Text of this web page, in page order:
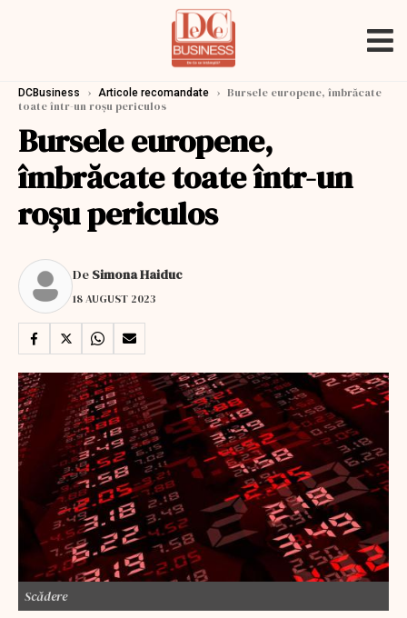
DCBusiness › Articole recomandate › Bursele europene, îmbrăcate
toate într-un roșu periculos
Bursele europene,
îmbrăcate toate într-un
roșu periculos
De Simona Haiduc
18 AUGUST 2023
Scădere